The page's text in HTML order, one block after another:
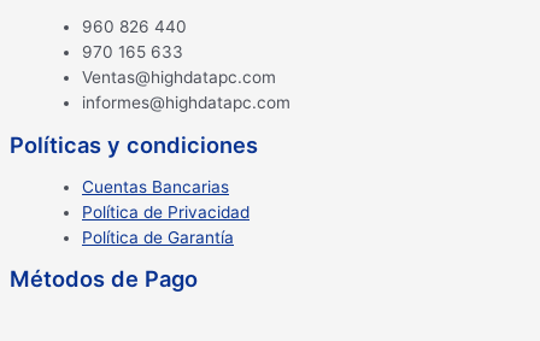
960 826 440
970 165 633
Ventas@highdatapc.com
informes@highdatapc.com
Políticas y condiciones
Cuentas Bancarias
Política de Privacidad
Política de Garantía
Métodos de Pago